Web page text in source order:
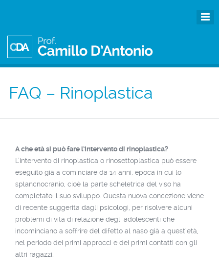
FAQ – Rinoplastica
A che età si può fare l’intervento di rinoplastica?
L’intervento di rinoplastica o rinosettoplastica può essere
eseguito già a cominciare da 14 anni, epoca in cui lo
splancnocranio, cioè la parte scheletrica del viso ha
completato il suo sviluppo. Questa nuova concezione viene
di recente suggerita dagli psicologi, per risolvere alcuni
problemi di vita di relazione degli adolescenti che
incominciano a soffrire del difetto al naso già a quest’età,
nel periodo dei primi approcci e dei primi contatti con gli
altri ragazzi.